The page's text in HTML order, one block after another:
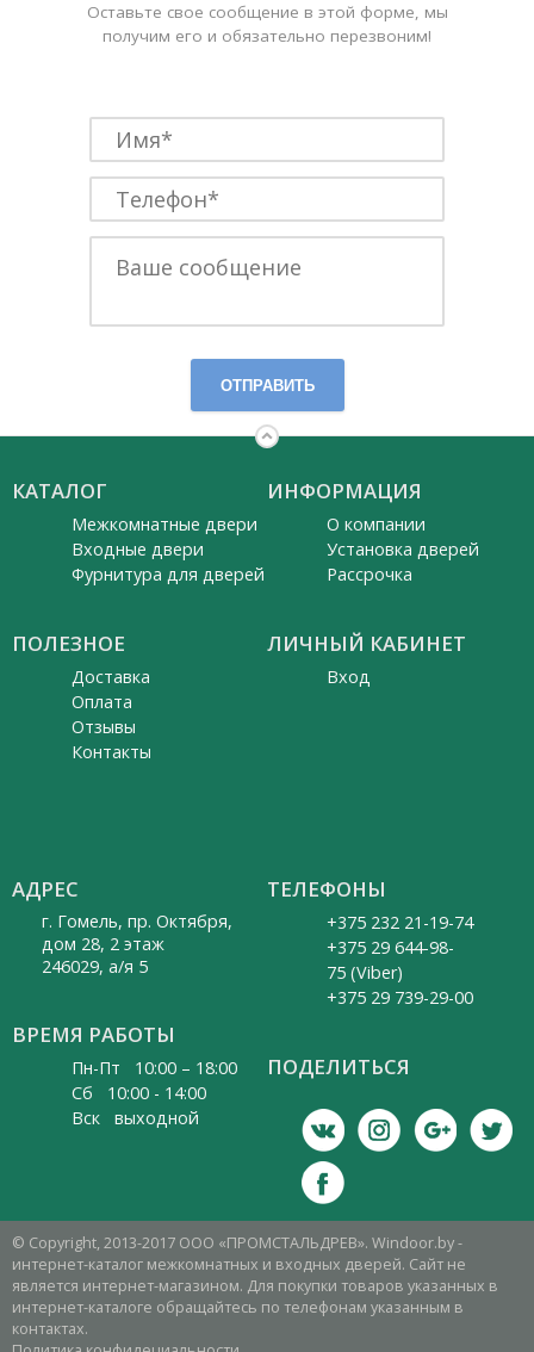
Оставьте свое сообщение в этой форме, мы
получим его и обязательно перезвоним!
ОТПРАВИТЬ
КАТАЛОГ
Межкомнатные двери
Входные двери
Фурнитура для дверей
ПОЛЕЗНОЕ
Доставка
Оплата
Отзывы
Контакты
ИНФОРМАЦИЯ
О компании
Установка дверей
Рассрочка
ЛИЧНЫЙ КАБИНЕТ
Вход
АДРЕС
г. Гомель, пр. Октября,
дом 28, 2 этаж
246029, а/я 5
ВРЕМЯ РАБОТЫ
Пн-Пт 10:00 – 18:00
Cб 10:00 - 14:00
Вск выходной
ТЕЛЕФОНЫ
+375 232 21-19-74
+375 29 644-98-
75 (Viber)
+375 29 739-29-00
ПОДЕЛИТЬСЯ
© Copyright, 2013-2017 ООО «ПРОМСТАЛЬДРЕВ». Windoor.by -
интернет-каталог межкомнатных и входных дверей. Сайт не
является интернет-магазином. Для покупки товаров указанных в
интернет-каталоге обращайтесь по телефонам указанным в
контактах.